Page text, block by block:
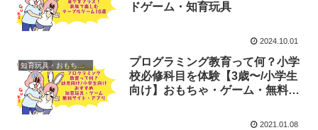
ドゲーム・知育玩具
2024.10.01
知育玩具・おもちゃ紹介
プログラミング教育って何？小学
校必修科目を体験【3歳〜/小学生
向け】おもちゃ・ゲーム・無料
2021.01.08